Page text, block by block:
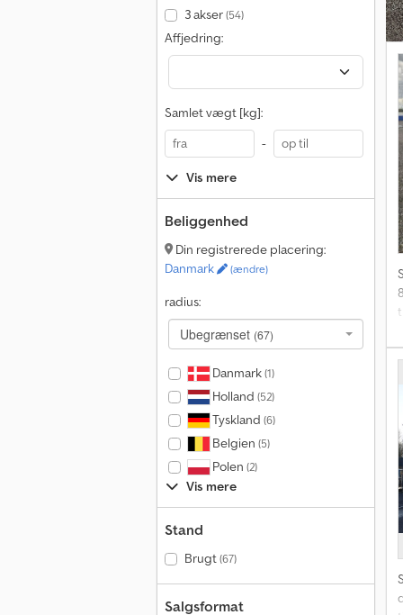
3 akser(54)
Affjedring:
Samlet vægt [kg]:
-
Vis mere
Beliggenhed
Din registrerede placering:
Danmark
(ændre)
radius:
Ubegrænset (67)
Danmark(1)
Holland (52)
Tyskland (6)
Belgien (5)
Polen (2)
Vis mere
Stand
Brugt(67)
Salgsformat